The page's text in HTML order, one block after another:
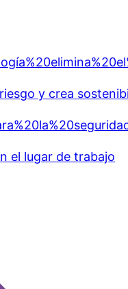
y crea
el lugar de trabajo